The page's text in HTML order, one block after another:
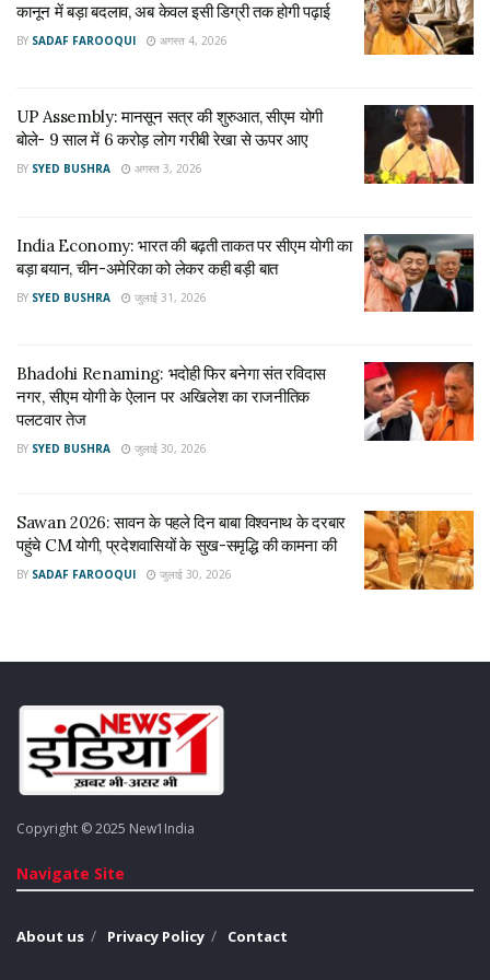
कानून में बड़ा बदलाव, अब केवल इसी डिग्री तक होगी पढ़ाई
अगस्त 3, 2026
yogi aditynath oath
कानून में बड़ा बदलाव, अब केवल इसी डिग्री तक होगी पढ़ाई
BY SADAF FAROOQUI अगस्त 4, 2026
UP Assembly: मानसून सत्र की शुरुआत, सीएम योगी
बोले- 9 साल में 6 करोड़ लोग गरीबी रेखा से ऊपर आए
BY SYED BUSHRA अगस्त 3, 2026
India Economy: भारत की बढ़ती ताकत पर सीएम योगी का
बड़ा बयान, चीन-अमेरिका को लेकर कही बड़ी बात
BY SYED BUSHRA जुलाई 31, 2026
Bhadohi Renaming: भदोही फिर बनेगा संत रविदास
नगर, सीएम योगी के ऐलान पर अखिलेश का राजनीतिक
पलटवार तेज
BY SYED BUSHRA जुलाई 30, 2026
Sawan 2026: सावन के पहले दिन बाबा विश्वनाथ के दरबार
पहुंचे CM योगी, प्रदेशवासियों के सुख-समृद्धि की कामना की
BY SADAF FAROOQUI जुलाई 30, 2026
Copyright © 2025 New1India
Navigate Site
About us Privacy Policy Contact